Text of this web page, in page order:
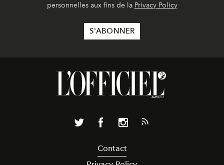
personnelles aux fins de la Privacy Policy
Contact